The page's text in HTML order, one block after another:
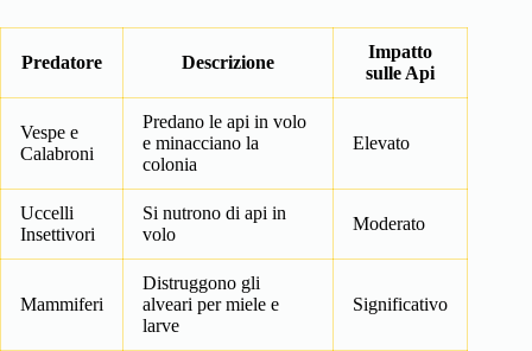
Predatore Descrizione
Impatto
sulle Api
Vespe e
Calabroni
Predano le api in volo
e minacciano la
colonia
Elevato
Uccelli
Insettivori
Si nutrono di api in
volo
Moderato
Mammiferi
Distruggono gli
alveari per miele e
larve
Significativo